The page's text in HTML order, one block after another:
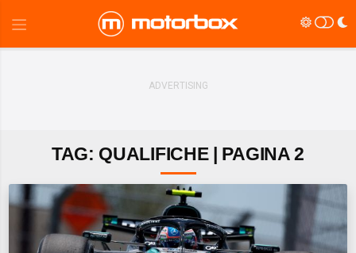
TAG: QUALIFICHE | PAGINA 2